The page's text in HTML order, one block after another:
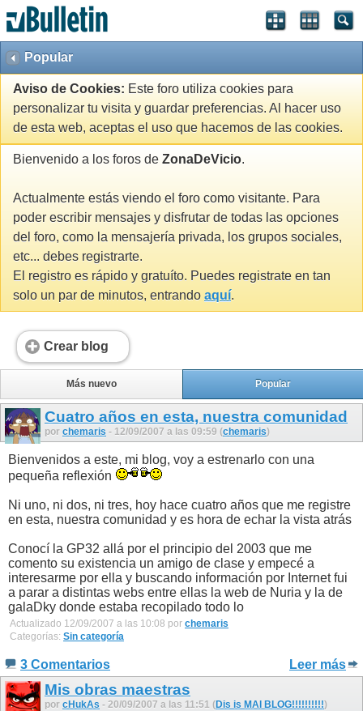
Popular
Aviso de Cookies: Este foro utiliza cookies para
personalizar tu visita y guardar preferencias. Al hacer uso
de esta web, aceptas el uso que hacemos de las cookies.
Bienvenido a los foros de ZonaDeVicio.
Actualmente estás viendo el foro como visitante. Para
poder escribir mensajes y disfrutar de todas las opciones
del foro, como la mensajería privada, los grupos sociales,
etc... debes registrarte.
El registro es rápido y gratuíto. Puedes registrate en tan
solo un par de minutos, entrando aquí.
Crear blog
Más nuevo Popular
Cuatro años en esta, nuestra comunidad
por chemaris - 12/09/2007 a las 09:59 (chemaris)
Bienvenidos a este, mi blog, voy a estrenarlo con una
pequeña reflexión
Ni uno, ni dos, ni tres, hoy hace cuatro años que me registre
en esta, nuestra comunidad y es hora de echar la vista atrás
Conocí la GP32 allá por el principio del 2003 que me
comento su existencia un amigo de clase y empecé a
interesarme por ella y buscando información por Internet fui
a parar a distintas webs entre ellas la web de Nuria y la de
galaDky donde estaba recopilado todo lo
Actualizado 12/09/2007 a las 10:08 por chemaris
Categorías: Sin categoría
3 Comentarios Leer más
Mis obras maestras
por cHukAs - 20/09/2007 a las 11:51 (Dis is MAI BLOG!!!!!!!!!!)